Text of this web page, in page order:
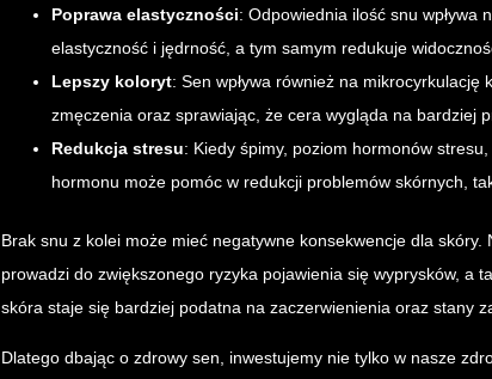
Poprawa elastyczności: Odpowiednia ilość snu wpływa
elastyczność i jędrność, a tym samym redukuje
Lepszy koloryt: Sen wpływa również na
zmęczenia oraz sprawiając, że cera wygląda na bardziej
Redukcja stresu: Kiedy śpimy, poziom hormonów
hormonu może pomóc w redukcji problemów skórnych,
Brak snu z kolei może mieć negatywne konsekwencje dla
prowadzi do zwiększonego ryzyka pojawienia się wyprysków, a
skóra staje się bardziej podatna na zaczerwienienia oraz stany
Dlatego dbając o zdrowy sen, inwestujemy nie tylko w nasze